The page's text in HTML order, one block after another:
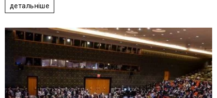
детальніше